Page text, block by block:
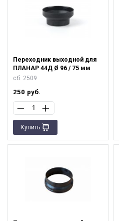
Переходник выходной для
ПЛАНАР 44Д Ø 96 / 75 мм
сб. 2509
250 руб.
Купить